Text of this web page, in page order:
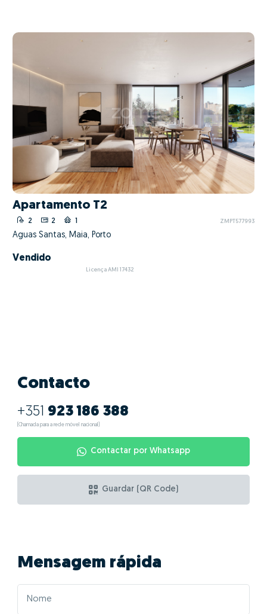
Apartamento T2
2 2 1 ZMPT577993
Águas Santas, Maia, Porto
Vendido
Licença AMI 17432
Contacto
+351 923 186 388
(Chamada para a rede móvel nacional)
Contactar por Whatsapp
Guardar (QR Code)
Mensagem rápida